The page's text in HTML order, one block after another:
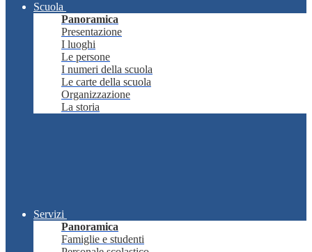
Scuola
Panoramica
Presentazione
I luoghi
Le persone
I numeri della scuola
Le carte della scuola
Organizzazione
La storia
Servizi
Panoramica
Famiglie e studenti